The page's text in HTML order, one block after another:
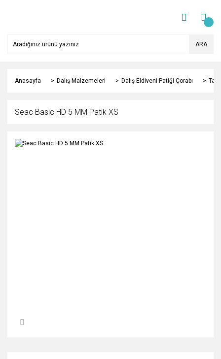
ARA
Anasayfa Dalış Malzemeleri Dalış Eldiveni-Patiği-Çorabı
Seac Basic HD 5 MM Patik XS